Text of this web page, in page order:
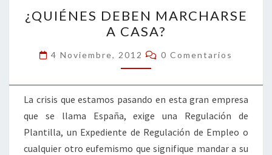
DEBEN
MARCHARSE
A
CASA?
¿QUIÉNES DEBEN MARCHARSE
A CASA?
4 Noviembre, 2012 Comentarios
0 Comentarios
La crisis que estamos pasando en esta gran empresa
que se llama España, exige una Regulación de
Plantilla, un Expediente de Regulación de Empleo o
cualquier otro eufemismo que signifique mandar a su